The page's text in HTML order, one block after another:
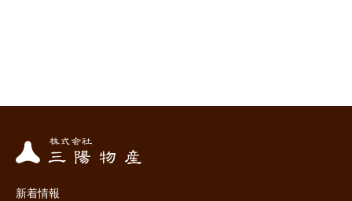
新着情報